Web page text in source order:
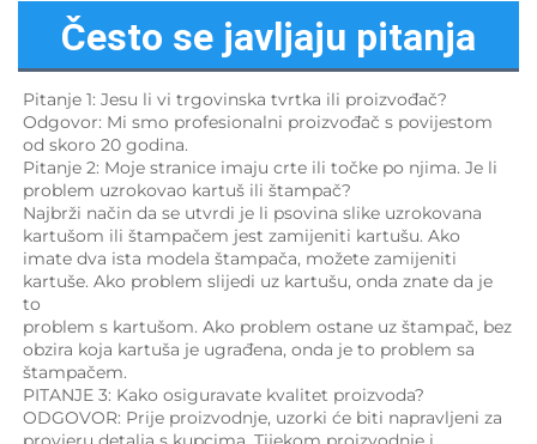
Često se javljaju pitanja
Pitanje 1: Jesu li vi trgovinska tvrtka ili proizvođač?
Odgovor: Mi smo profesionalni proizvođač s povijestom
od skoro 20 godina.
Pitanje 2: Moje stranice imaju crte ili točke po njima. Je li
problem uzrokovao kartuš ili štampač?
Najbrži način da se utvrdi je li psovina slike uzrokovana
kartušom ili štampačem jest zamijeniti kartušu. Ako
imate dva ista modela štampača, možete zamijeniti
kartuše. Ako problem slijedi uz kartušu, onda znate da je
to
problem s kartušom. Ako problem ostane uz štampač, bez
obzira koja kartuša je ugrađena, onda je to problem sa
štampačem.
PITANJE 3: Kako osiguravate kvalitet proizvoda?
ODGOVOR: Prije proizvodnje, uzorki će biti napravljeni za